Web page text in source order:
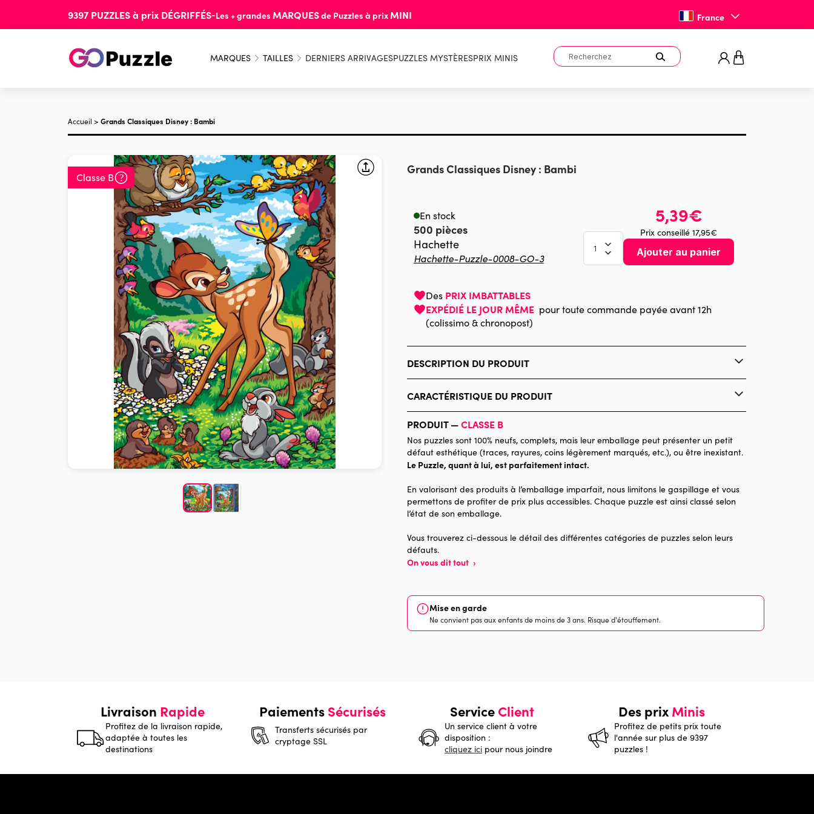
9397 PUZZLESà prix DÉGRIFFÉS-Les + grandes MARQUESde Puzzles à prix MINI France
MARQUES TAILLES DERNIERS ARRIVAGESPUZZLES MYSTÈRESPRIX MINIS
Accueil > Grands Classiques Disney : Bambi
Classe B
Grands Classiques Disney : Bambi
En stock
500 pièces
Hachette
Hachette-Puzzle-0008-GO-3
5,39€
Prix conseillé 17,95€
Ajouter au panier
Des PRIX IMBATTABLES
EXPÉDIÉ LE JOUR MÊME pour toute commande payée avant 12h
(colissimo & chronopost)
DESCRIPTION DU PRODUIT
Jérémy Mariez, Disney
CARACTÉRISTIQUE DU PRODUIT
Marque
Hachette
Catégorie
Age
Puzzle pour Adultes (500 à 48.000 pièces)
Provenance
Nombre de pièces
500 pièces
Dimensions
PRODUIT —CLASSE B
Nos puzzles sont 100% neufs, complets, mais leur emballage peut présenter un petit
défaut esthétique (traces, rayures, coins légèrement marqués, etc.), ou être inexistant.
Le Puzzle, quant à lui, est parfaitement intact.
En valorisant des produits à l’emballage imparfait, nous limitons le gaspillage et vous
permettons de profiter de prix plus accessibles. Chaque puzzle est ainsi classé selon
l’état de son emballage.
Vous trouverez ci-dessous le détail des différentes catégories de puzzles selon leurs
défauts.
On vous dit tout ›
Mise en garde
Ne convient pas aux enfants de moins de 3 ans. Risque d'étouffement.
Livraison Rapide
Profitez de la livraison rapide,
adaptée à toutes les
destinations
PaiementsSécurisés
Transferts sécurisés par
cryptage SSL
ServiceClient
Un service client à votre
disposition :
cliquez ici pour nous joindre
Des prixMinis
Profitez de petits prix toute
l'année sur plus de 9397
puzzles !